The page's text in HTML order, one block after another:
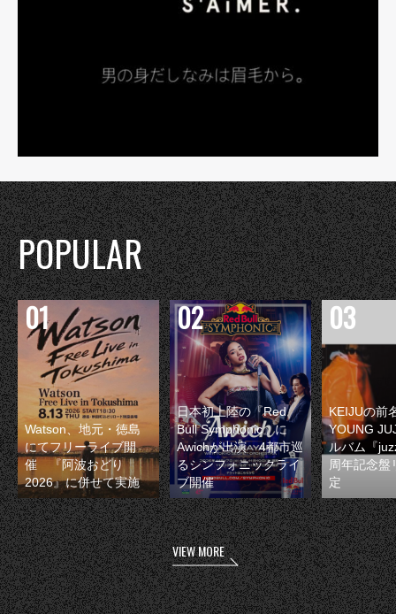
POPULAR
Watson、地元・徳島
にてフリーライブ開
催 『阿波おどり
2026』に併せて実施
日本初上陸の『Red
Bull Symphonic』に
Awichが出演 4都市巡
るシンフォニックライ
ブ開催
KEIJUの前
YOUNG
ルバム『
周年記念盤
定
VIEW MORE